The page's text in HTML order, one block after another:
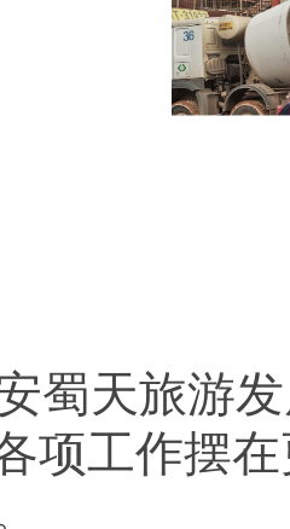
蜀天旅游
项工作摆